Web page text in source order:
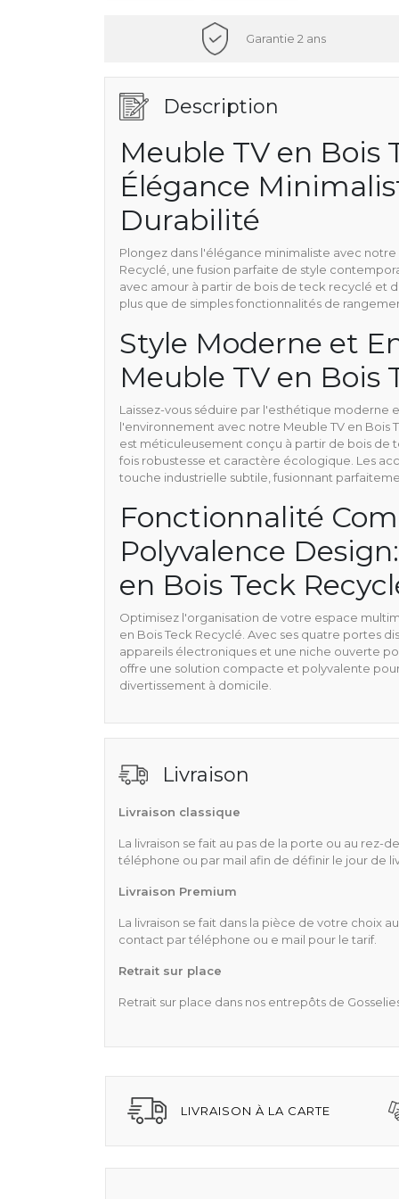
Garantie 2 ans
Description
Meuble TV en Bois
Élégance
Durabilité
Plongez dans l'élégance minimaliste avec notre
Recyclé, une fusion parfaite de style
avec amour à partir de bois de teck recyclé et
plus que de simples fonctionnalités de
Style Moderne et
Meuble TV en Bois
Laissez-vous séduire par l'esthétique moderne
l'environnement avec notre Meuble TV en Bois
est méticuleusement conçu à partir de bois de
fois robustesse et caractère écologique. Les
touche industrielle subtile, fusionnant
Fonctionnalité
Polyvalence
en Bois Teck
Optimisez l'organisation de votre espace
en Bois Teck Recyclé. Avec ses quatre portes
appareils électroniques et une niche ouverte
offre une solution compacte et polyvalente
divertissement à domicile.
Livraison
Livraison classique
La livraison se fait au pas de la porte ou au
téléphone ou par mail afin de définir le jour de
Livraison Premium
La livraison se fait dans la pièce de votre choix
contact par téléphone ou e mail pour le tarif.
Retrait sur place
Retrait sur place dans nos entrepôts de
LIVRAISON À LA CARTE